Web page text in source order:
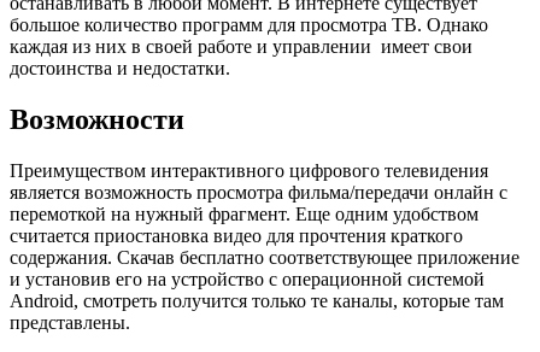
большое количество программ для просмотра ТВ. Однако
каждая из них в своей работе и управлении имеет свои
достоинства и недостатки.
Возможности
Преимуществом интерактивного цифрового телевидения
является возможность просмотра фильма/передачи онлайн с
перемоткой на нужный фрагмент. Еще одним удобством
считается приостановка видео для прочтения краткого
содержания. Скачав бесплатно соответствующее приложение
и установив его на устройство с операционной системой
Android, смотреть получится только те каналы, которые там
представлены.